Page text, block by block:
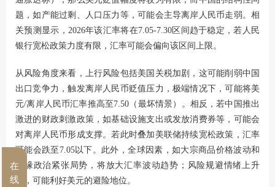
题，如产能过剩、人口压力等，可能会主导离岸人民币走弱。相
关预测显示，2026年该汇率将在7.05-7.30区间趋于稳定，若人民
银行宽松政策力度有限，汇率可能会偏向该区间上限。
从风险角度来看，上行风险包括美国关税加剧，这可能削弱中国
出口竞争力，触发离岸人民币贬值压力，极端情况下，可能将美
元/离岸人民币汇率推高至7.50（最坏情景）。相反，若中国推出
激进的财政刺激政策，如基础设施支出或发放消费券等，可能会
对离岸人民币形成支撑。若此时叠加美联储持续宽松政策，汇率
可能会跌至7.05以下。此外，全球因素，如大宗商品价格波动和
地缘政治紧张局势，将放大汇率波动趋势；风险规避情绪上升
时，可能利好美元的避险地位。
在
线